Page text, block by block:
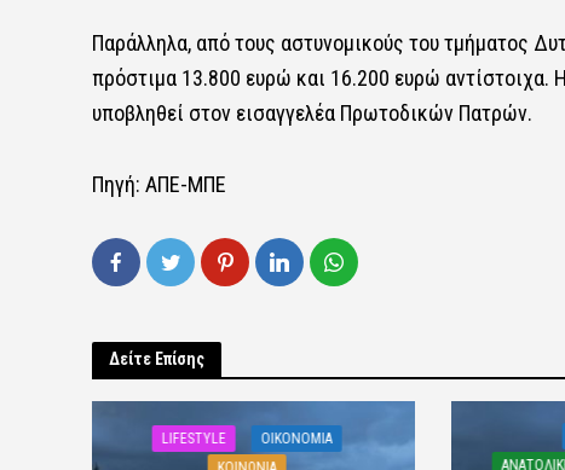
Παράλληλα, από τους αστυνομικούς του τμήματος
πρόστιμα 13.800 ευρώ και 16.200 ευρώ αντίστοιχα. Η
υποβληθεί στον εισαγγελέα Πρωτοδικών Πατρών.
Πηγή: ΑΠΕ-ΜΠΕ
Δείτε Επίσης
LIFESTYLE
OIKONOMIA